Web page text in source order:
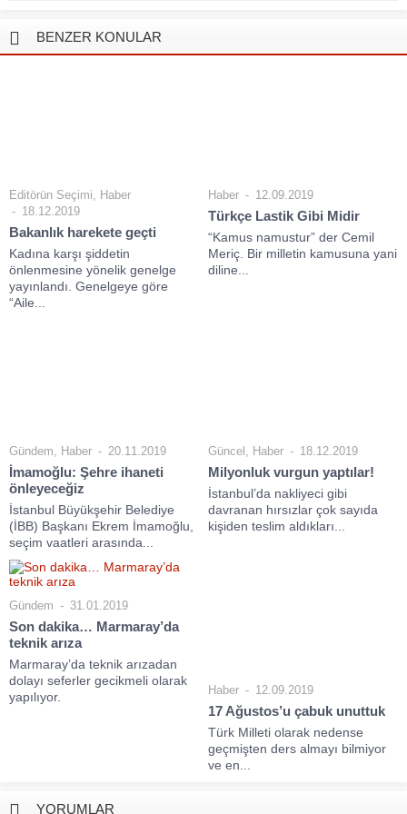
BENZER KONULAR
Editörün Seçimi, Haber
18.12.2019
Bakanlık harekete geçti
Kadına karşı şiddetin
önlenmesine yönelik genelge
yayınlandı. Genelgeye göre
“Aile...
Haber 12.09.2019
Türkçe Lastik Gibi Midir
“Kamus namustur” der Cemil
Meriç. Bir milletin kamusuna yani
diline...
Gündem Haber 20.11.2019
İmamoğlu: Şehre ihaneti
önleyeceğiz
İstanbul Büyükşehir Belediye
(İBB) Başkanı Ekrem İmamoğlu,
seçim vaatleri arasında...
Güncel Haber 18.12.2019
Milyonluk vurgun yaptılar!
İstanbul’da nakliyeci gibi
davranan hırsızlar çok sayıda
kişiden teslim aldıkları...
Gündem 31.01.2019
Son dakika… Marmaray’da
teknik arıza
Marmaray’da teknik arızadan
dolayı seferler gecikmeli olarak
yapılıyor.
Haber 12.09.2019
17 Ağustos’u çabuk unuttuk
Türk Milleti olarak nedense
geçmişten ders almayı bilmiyor
ve en...
YORUMLAR